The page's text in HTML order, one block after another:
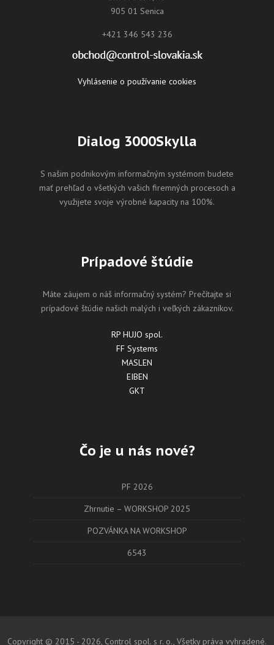
905 01 Senica
+421 346 543 236
Vyhlásenie o používanie cookies
Dialog 3000Skylla
S našim podnikovým informačným systémom budete
mať prehľad o všetkých vašich firemných procesoch a
využijete svoje výrobné kapacity na 100%.
Prípadové štúdie
Máte záujem o náš informačný systém? Prečítajte si
prípadové štúdie našich malých i veľkých zákazníkov.
RP HUJO spol.
FF Systems
MASLEN
EIBEN
GKT
Čo je u nás nové?
PF 2026
Zhrnutie – WORKSHOP 2025
POZVÁNKA NA WORKSHOP
6543
Copyright © 2015 - 2026, Control spol. s r. o., Všetky práva vyhradené.